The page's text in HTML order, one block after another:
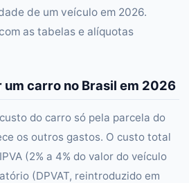
de um veículo em 2026.
as tabelas e alíquotas
um carro no Brasil em 2026
do carro só pela parcela do
os outros gastos. O custo total
(2% a 4% do valor do veículo
(DPVAT, reintroduzido em